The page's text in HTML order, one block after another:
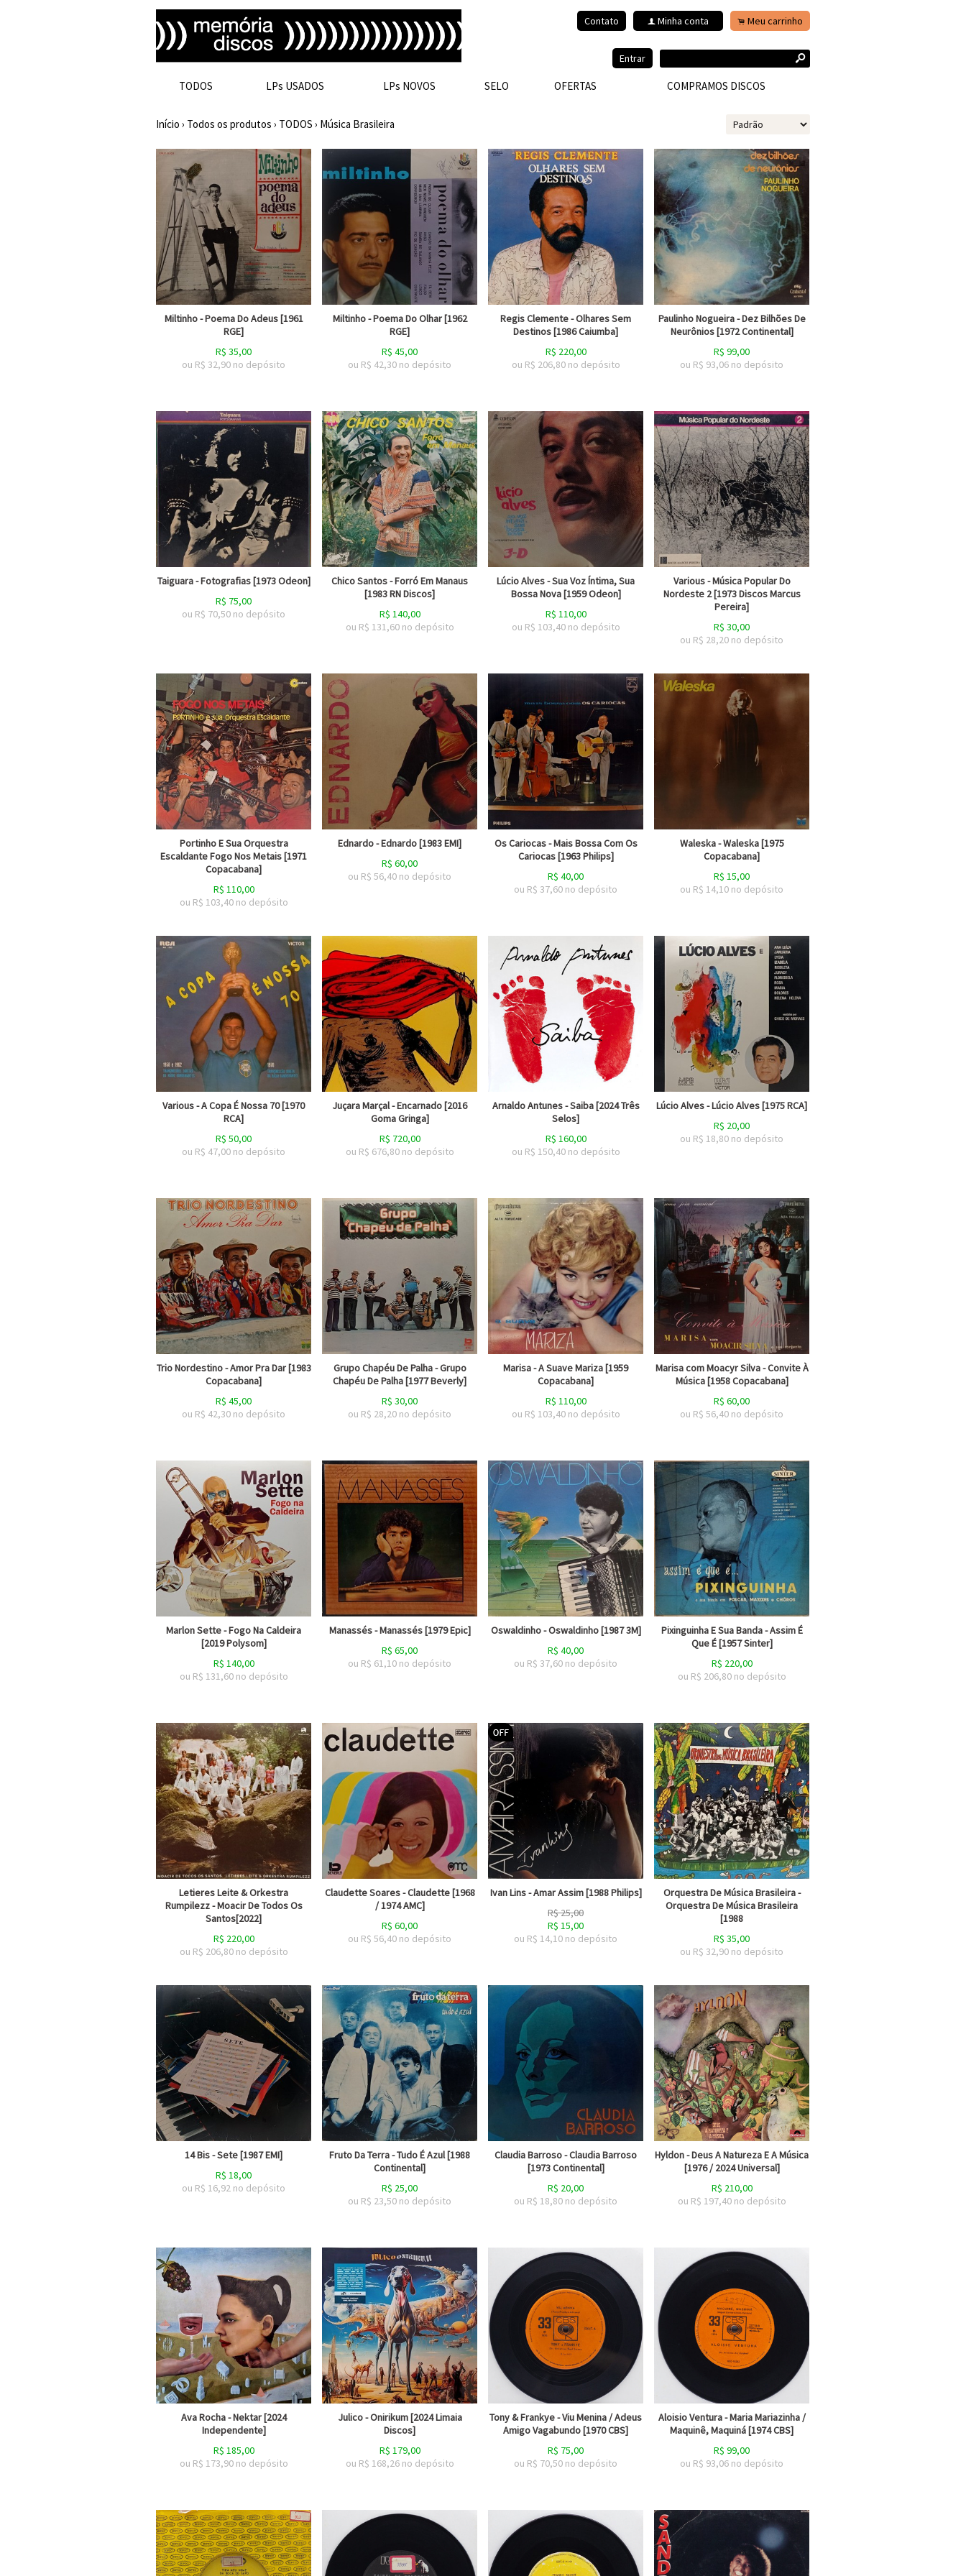
Contato f Minha conta . Meu carrinho
Entrar s
TODOS LPs USADOS LPs NOVOS SELO OFERTAS COMPRAMOS DISCOS
Início › Todos os produtos › TODOS › Música Brasileira
Miltinho - Poema Do Adeus [1961
RGE]
R$ 35,00
ou R$ 32,90 no depósito
Miltinho - Poema Do Olhar [1962
RGE]
R$ 45,00
ou R$ 42,30 no depósito
Regis Clemente - Olhares Sem
Destinos [1986 Caiumba]
R$ 220,00
ou R$ 206,80 no depósito
Paulinho Nogueira - Dez Bilhões De
Neurônios [1972 Continental]
R$ 99,00
ou R$ 93,06 no depósito
Taiguara - Fotografias [1973 Odeon]
R$ 75,00
ou R$ 70,50 no depósito
Chico Santos - Forró Em Manaus
[1983 RN Discos]
R$ 140,00
ou R$ 131,60 no depósito
Lúcio Alves - Sua Voz Íntima, Sua
Bossa Nova [1959 Odeon]
R$ 110,00
ou R$ 103,40 no depósito
Various - Música Popular Do
Nordeste 2 [1973 Discos Marcus
Pereira]
R$ 30,00
ou R$ 28,20 no depósito
Portinho E Sua Orquestra
Escaldante Fogo Nos Metais [1971
Copacabana]
R$ 110,00
ou R$ 103,40 no depósito
Ednardo - Ednardo [1983 EMI]
R$ 60,00
ou R$ 56,40 no depósito
Os Cariocas - Mais Bossa Com Os
Cariocas [1963 Philips]
R$ 40,00
ou R$ 37,60 no depósito
Waleska - Waleska [1975
Copacabana]
R$ 15,00
ou R$ 14,10 no depósito
Various - A Copa É Nossa 70 [1970
RCA]
R$ 50,00
ou R$ 47,00 no depósito
Juçara Marçal - Encarnado [2016
Goma Gringa]
R$ 720,00
ou R$ 676,80 no depósito
Arnaldo Antunes - Saiba [2024 Três
Selos]
R$ 160,00
ou R$ 150,40 no depósito
Lúcio Alves - Lúcio Alves [1975 RCA]
R$ 20,00
ou R$ 18,80 no depósito
Trio Nordestino - Amor Pra Dar [1983
Copacabana]
R$ 45,00
ou R$ 42,30 no depósito
Grupo Chapéu De Palha - Grupo
Chapéu De Palha [1977 Beverly]
R$ 30,00
ou R$ 28,20 no depósito
Marisa - A Suave Mariza [1959
Copacabana]
R$ 110,00
ou R$ 103,40 no depósito
Marisa com Moacyr Silva - Convite À
Música [1958 Copacabana]
R$ 60,00
ou R$ 56,40 no depósito
Marlon Sette - Fogo Na Caldeira
[2019 Polysom]
R$ 140,00
ou R$ 131,60 no depósito
Manassés - Manassés [1979 Epic]
R$ 65,00
ou R$ 61,10 no depósito
Oswaldinho - Oswaldinho [1987 3M]
R$ 40,00
ou R$ 37,60 no depósito
Pixinguinha E Sua Banda - Assim É
Que É [1957 Sinter]
R$ 220,00
ou R$ 206,80 no depósito
Letieres Leite & Orkestra
Rumpilezz - Moacir De Todos Os
Santos[2022]
R$ 220,00
ou R$ 206,80 no depósito
Claudette Soares - Claudette [1968
/ 1974 AMC]
R$ 60,00
ou R$ 56,40 no depósito
Ivan Lins - Amar Assim [1988 Philips]
R$25,00
R$ 15,00
ou R$ 14,10 no depósito
Orquestra De Música Brasileira -
Orquestra De Música Brasileira
[1988
R$ 35,00
ou R$ 32,90 no depósito
14 Bis - Sete [1987 EMI]
R$ 18,00
ou R$ 16,92 no depósito
Fruto Da Terra - Tudo É Azul [1988
Continental]
R$ 25,00
ou R$ 23,50 no depósito
Claudia Barroso - Claudia Barroso
[1973 Continental]
R$ 20,00
ou R$ 18,80 no depósito
Hyldon - Deus A Natureza E A Música
[1976 / 2024 Universal]
R$ 210,00
ou R$ 197,40 no depósito
Ava Rocha - Nektar [2024
Independente]
R$ 185,00
ou R$ 173,90 no depósito
Julico - Onirikum [2024 Limaia
Discos]
R$ 179,00
ou R$ 168,26 no depósito
Tony & Frankye - Viu Menina / Adeus
Amigo Vagabundo [1970 CBS]
R$ 75,00
ou R$ 70,50 no depósito
Aloisio Ventura - Maria Mariazinha /
Maquinê, Maquiná [1974 CBS]
R$ 99,00
ou R$ 93,06 no depósito